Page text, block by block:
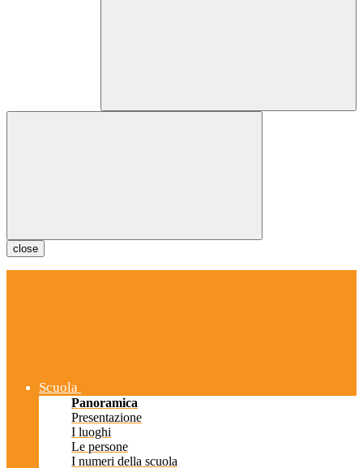
close
Scuola
Panoramica
Presentazione
I luoghi
Le persone
I numeri della scuola